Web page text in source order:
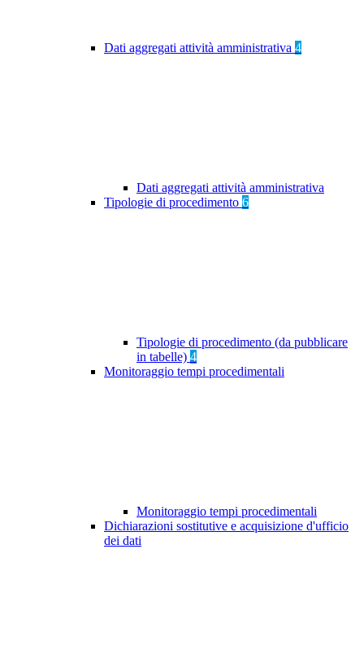
Dati aggregati attività amministrativa 4
Dati aggregati attività amministrativa
Tipologie di procedimento 6
Tipologie di procedimento (da pubblicare
in tabelle) 4
Monitoraggio tempi procedimentali
Monitoraggio tempi procedimentali
Dichiarazioni sostitutive e acquisizione d'ufficio
dei dati